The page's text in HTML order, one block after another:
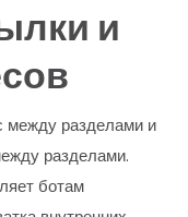
и
между разделами и
разделами.
ботам